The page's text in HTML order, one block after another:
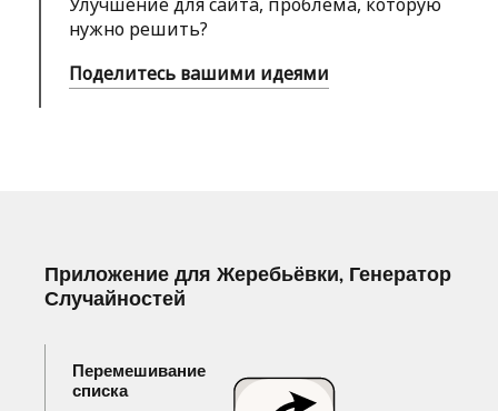
нужно решить?
Поделитесь вашими идеями
Приложение для Жеребьёвки, Генератор
Случайностей
Перемешивание
списка